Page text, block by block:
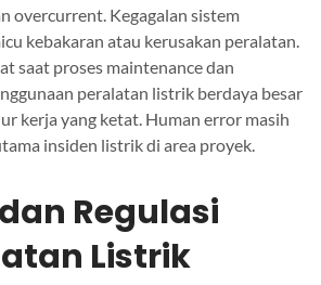
overcurrent. Kegagalan sistem
kebakaran atau kerusakan peralatan.
saat proses maintenance dan
peralatan listrik berdaya besar
kerja yang ketat. Human error masih
insiden listrik di area proyek.
Regulasi
Listrik